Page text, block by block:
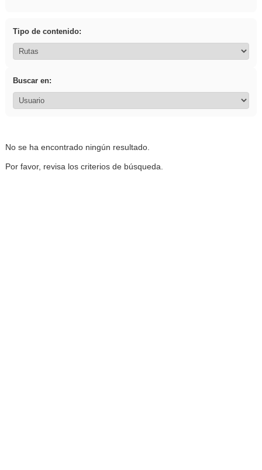
Tipo de contenido:
Buscar en:
No se ha encontrado ningún resultado.
Por favor, revisa los criterios de búsqueda.